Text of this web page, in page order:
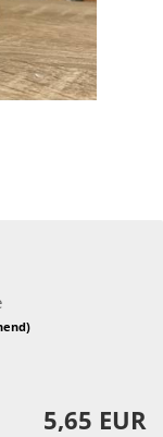
5,65 EUR